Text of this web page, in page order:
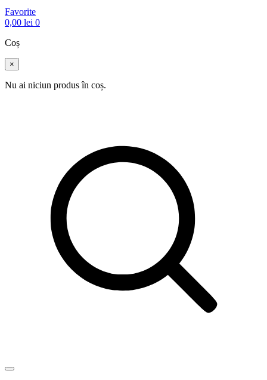
Favorite
0,00 lei 0
Coș
×
Nu ai niciun produs în coș.